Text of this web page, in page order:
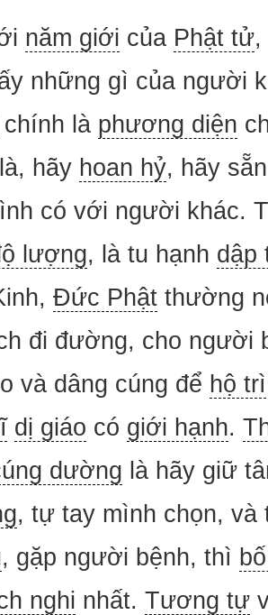
năm giới của Phật tử
những gì của người
chính là phương diện
hãy hoan hỷ, hãy
có với người khác.
lượng, là tu hạnh dập
Đức Phật thường
đi đường, cho người
và dâng cúng để hộ trì
dị giáo có giới hạnh.
dường là hãy giữ
, tự tay mình chọn,
, gặp người bệnh, thì
nghi nhất. Tương tự